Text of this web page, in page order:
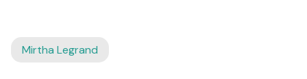
Mirtha Legrand